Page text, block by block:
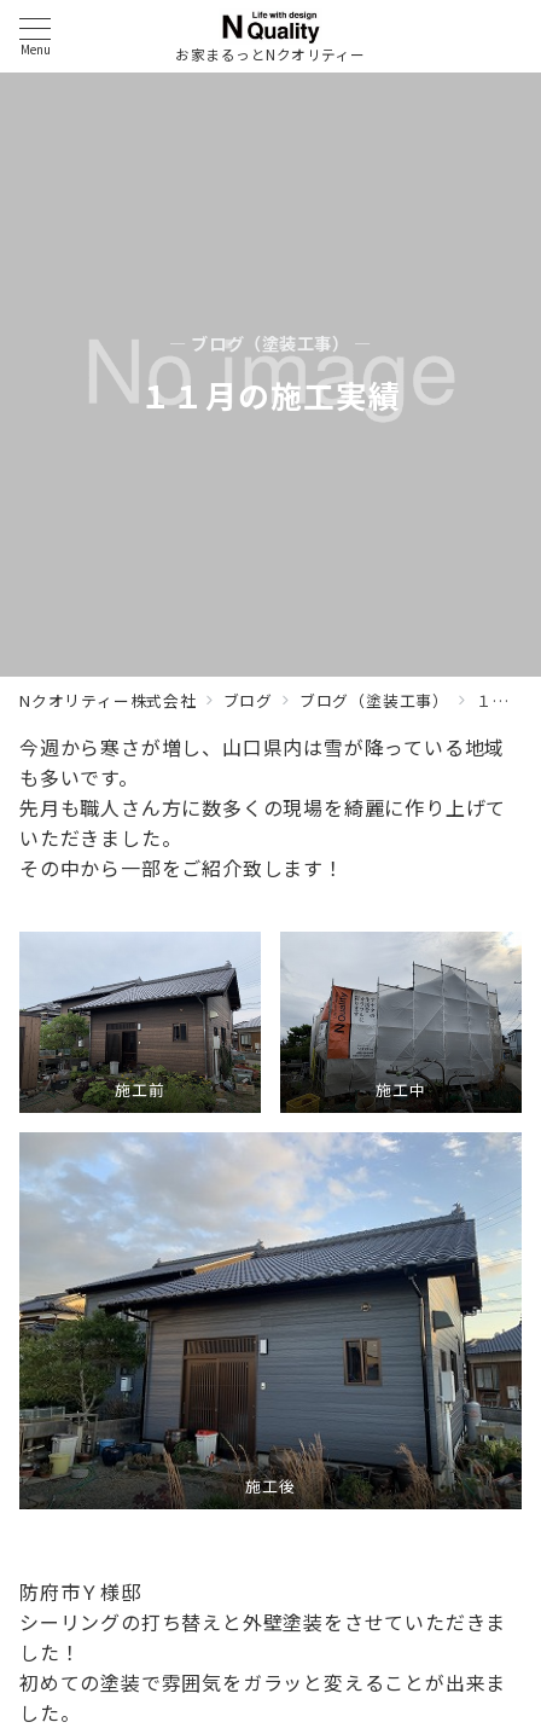
Menu お家まるっとNクオリティー
— ブログ（塗装工事） —
１１月の施工実績
Nクオリティー株式会社 ブログ ブログ（塗装工事） １１月の施工実績
今週から寒さが増し、山口県内は雪が降っている地域
も多いです。
先月も職人さん方に数多くの現場を綺麗に作り上げて
いただきました。
その中から一部をご紹介致します！
施工前 施工中
施工後
防府市Ｙ様邸
シーリングの打ち替えと外壁塗装をさせていただきま
した！
初めての塗装で雰囲気をガラッと変えることが出来ま
した。